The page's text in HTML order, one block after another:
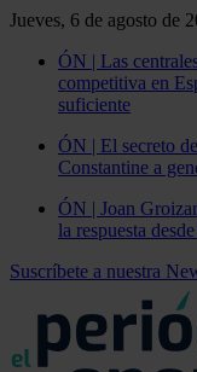
Jueves, 6 de agosto de
ÓN | Las
competitiva en
suficiente
ÓN | El secreto
Constantine a
ÓN | Joan
la respuesta
Suscríbete a nuestra